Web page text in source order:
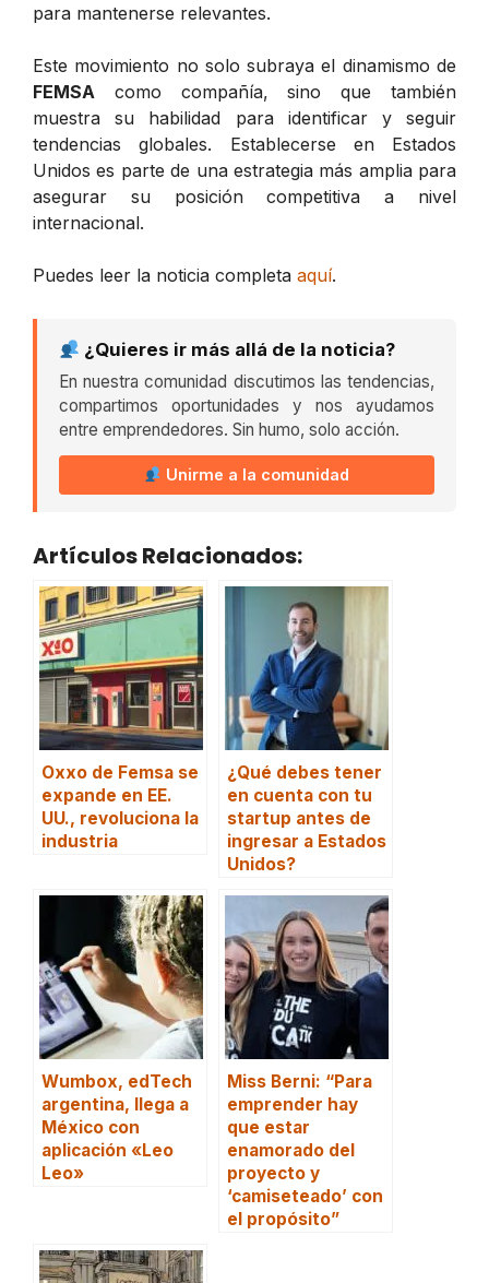
para mantenerse relevantes.
Este movimiento no solo subraya el dinamismo de
FEMSA como compañía, sino que también
muestra su habilidad para identificar y seguir
tendencias globales. Establecerse en Estados
Unidos es parte de una estrategia más amplia para
asegurar su posición competitiva a nivel
internacional.
Puedes leer la noticia completa aquí.
¿Quieres ir más allá de la noticia?
En nuestra comunidad discutimos las tendencias,
compartimos oportunidades y nos ayudamos
entre emprendedores. Sin humo, solo acción.
Unirme a la comunidad
Artículos Relacionados:
Oxxo de Femsa se
expande en EE.
UU., revoluciona la
industria
¿Qué debes tener
en cuenta con tu
startup antes de
ingresar a Estados
Unidos?
Wumbox, edTech
argentina, llega a
México con
aplicación «Leo
Leo»
Miss Berni: “Para
emprender hay
que estar
enamorado del
proyecto y
‘camiseteado’ con
el propósito”